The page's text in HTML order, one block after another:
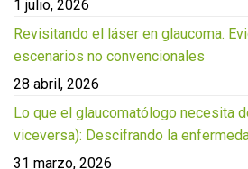
1 julio, 2026
Revisitando el láser en glaucoma.
escenarios no convencionales
28 abril, 2026
Lo que el glaucomatólogo necesita
viceversa): Descifrando la
31 marzo, 2026